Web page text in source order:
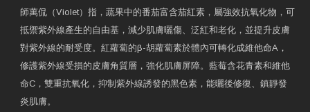
師萬侃（Violet）指，蔬果中的番茄富含茄紅素，屬強效抗氧化物，可
抵禦紫外線產生的自由基，減少肌膚曬傷、泛紅和老化，並提升皮膚
對紫外線的耐受度。紅蘿蔔的β-胡蘿蔔素於體內可轉化成維他命A，
修護紫外線受損的皮膚角質層，強化肌膚屏障。藍莓含花青素和維他
命C，雙重抗氧化，抑制紫外線誘發的黑色素，能曬後修復、鎮靜發
炎肌膚。